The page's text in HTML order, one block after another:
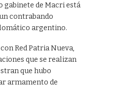
gabinete de Macri está
contrabando
argentino.
Red Patria Nueva,
que se realizan
que hubo
armamento de